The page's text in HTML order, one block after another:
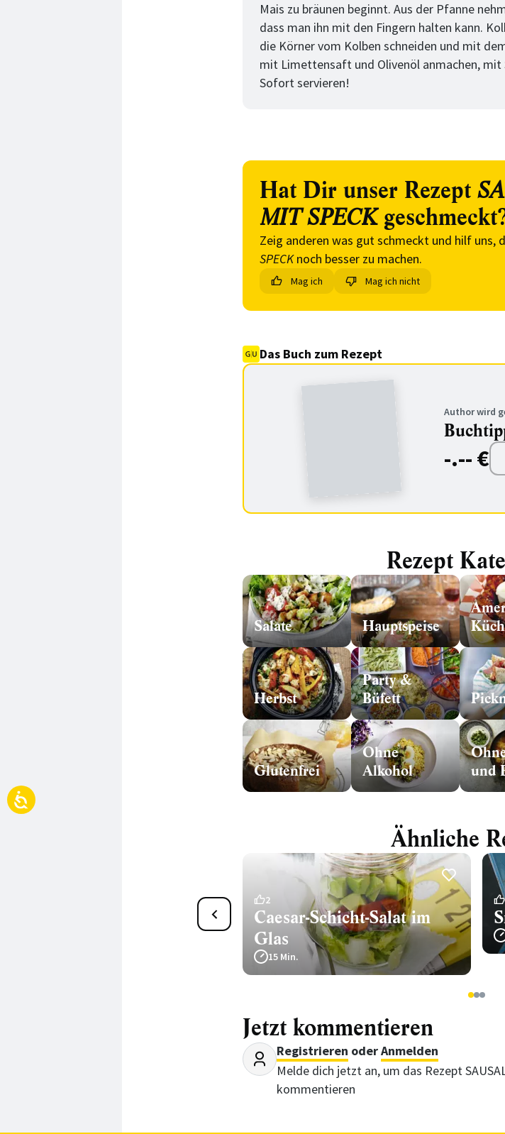
Mais zu bräunen beginnt. Aus der Pfanne
dass man ihn mit den Fingern halten kann.
die Körner vom Kolben schneiden und mit
mit Limettensaft und Olivenöl anmachen, mit
Sofort servieren!
Hat Dir unser Rezept
MIT SPECK
Zeig anderen was gut schmeckt und hilf uns,
SPECKnoch besser zu machen.
Mag ich Mag ich nicht
Das Buch zum Rezept
Author wird
-.-- €
Rezept
Salate Hauptspeise
Herbst
Party &
Büfett
Glutenfrei
Ohne
Alkohol
und
Ähnliche
Veganer Avocado-Linsen-
2
Caesar-Schicht-Salat im
Glas
15 Min.
123
Jetzt kommentieren
Registrieren oderAnmelden
Melde dich jetzt an, um das Rezept
kommentieren